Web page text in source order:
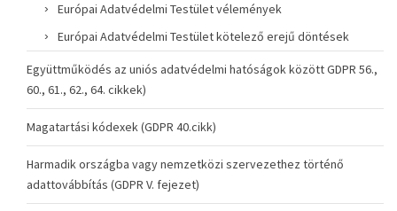
Európai Adatvédelmi Testület vélemények
Európai Adatvédelmi Testület kötelező erejű döntések
Együttműködés az uniós adatvédelmi hatóságok között GDPR 56.,
60., 61., 62., 64. cikkek)
Magatartási kódexek (GDPR 40.cikk)
Harmadik országba vagy nemzetközi szervezethez történő
adattovábbítás (GDPR V. fejezet)